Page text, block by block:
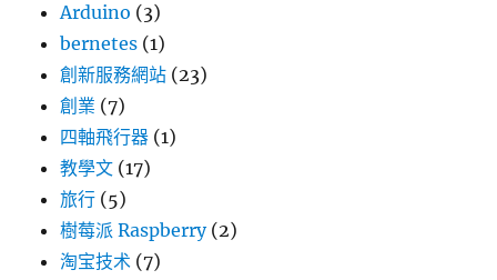
Arduino (3)
bernetes (1)
創新服務網站 (23)
創業 (7)
四軸飛行器 (1)
教學文 (17)
旅行 (5)
樹莓派 Raspberry(2)
淘宝技术 (7)